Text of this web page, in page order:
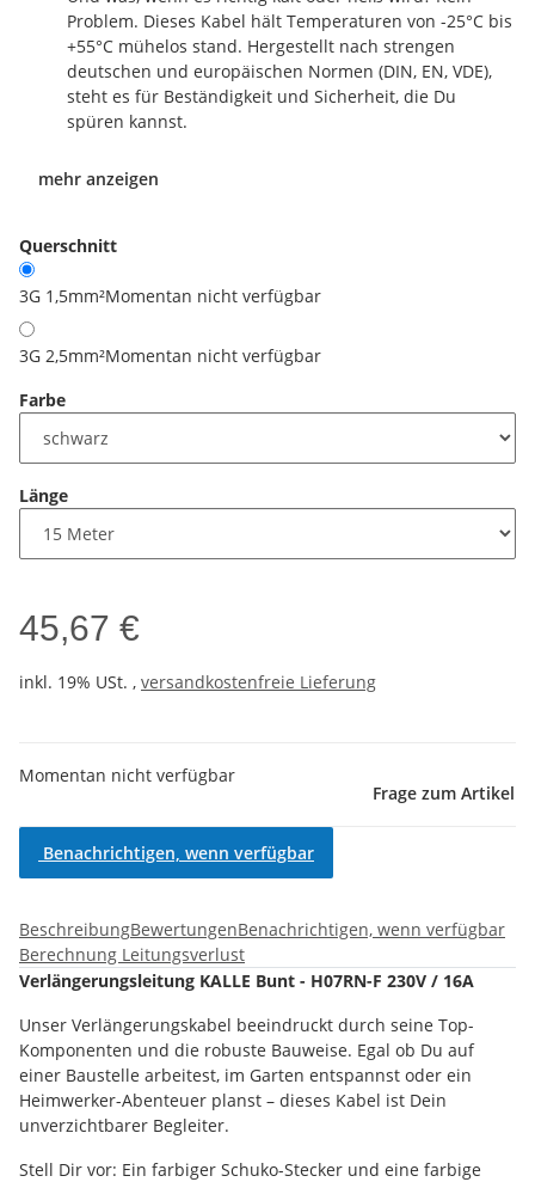
Problem. Dieses Kabel hält Temperaturen von -25°C bis
+55°C mühelos stand. Hergestellt nach strengen
deutschen und europäischen Normen (DIN, EN, VDE),
steht es für Beständigkeit und Sicherheit, die Du
spüren kannst.
mehr anzeigen
Querschnitt
3G 1,5mm²Momentan nicht verfügbar
3G 2,5mm²Momentan nicht verfügbar
Farbe
Länge
45,67 €
inkl. 19% USt. , versandkostenfreie Lieferung
Momentan nicht verfügbar
Frage zum Artikel
Benachrichtigen, wenn verfügbar
BeschreibungBewertungenBenachrichtigen, wenn verfügbar
Berechnung Leitungsverlust
Verlängerungsleitung KALLE Bunt - H07RN-F 230V / 16A
Unser Verlängerungskabel beeindruckt durch seine Top-
Komponenten und die robuste Bauweise. Egal ob Du auf
einer Baustelle arbeitest, im Garten entspannst oder ein
Heimwerker-Abenteuer planst – dieses Kabel ist Dein
unverzichtbarer Begleiter.
Stell Dir vor: Ein farbiger Schuko-Stecker und eine farbige